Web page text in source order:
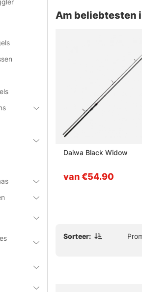
Am beliebtesten
Daiwa Black Widow
van €54.90
Sorteer: